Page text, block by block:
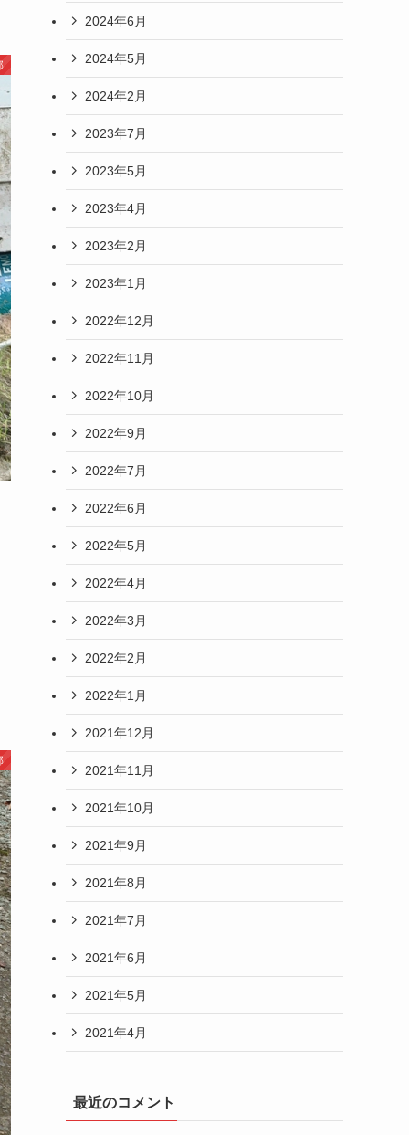
2024年6月
2024年5月
2024年2月
2023年7月
2023年5月
2023年4月
2023年2月
2023年1月
2022年12月
2022年11月
2022年10月
2022年9月
2022年7月
2022年6月
2022年5月
2022年4月
2022年3月
2022年2月
2022年1月
2021年12月
2021年11月
2021年10月
2021年9月
2021年8月
2021年7月
2021年6月
2021年5月
2021年4月
最近のコメント